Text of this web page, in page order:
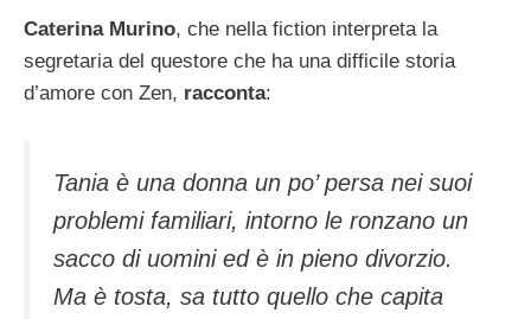
Caterina Murino, che nella fiction interpreta la
segretaria del questore che ha una difficile storia
d’amore con Zen, racconta:
Tania è una donna un po’ persa nei suoi
problemi familiari, intorno le ronzano un
sacco di uomini ed è in pieno divorzio.
Ma è tosta, sa tutto quello che capita